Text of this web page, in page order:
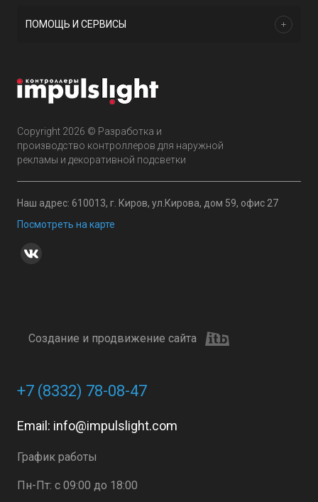
Copyright 2026 © Разработка и
производство контроллеров для наружной
рекламы и декоративной подсветки
Наш адрес: 610013, г. Киров, ул.Кирова, дом 59, офис 27
Посмотреть на карте
Создание и продвижение сайта
ПОМОЩЬ И СЕРВИСЫ
+7 (8332) 78-08-47
Email: info@impulslight.com
График работы
Пн-Пт: с 09:00 до 18:00